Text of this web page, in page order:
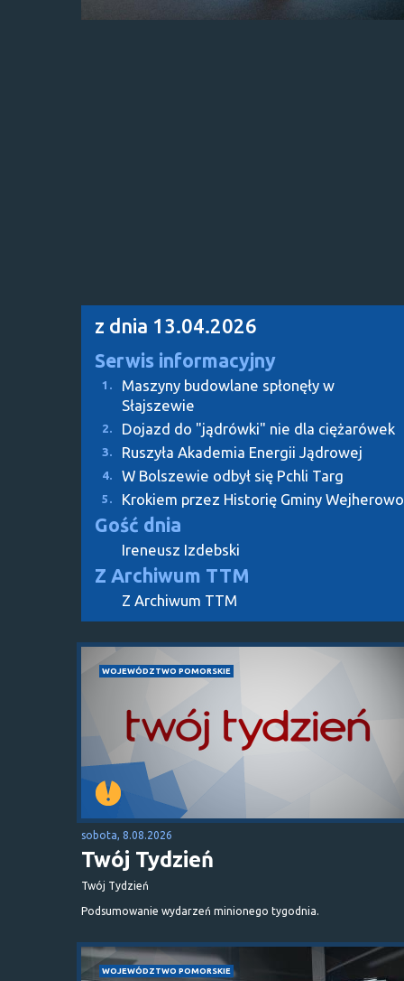
z dnia 13.04.2026
Serwis informacyjny
1.
Maszyny budowlane spłonęły w
Słajszewie
2. Dojazd do "jądrówki" nie dla ciężarówek
3. Ruszyła Akademia Energii Jądrowej
4. W Bolszewie odbył się Pchli Targ
5. Krokiem przez Historię Gminy Wejherowo
Gość dnia
Ireneusz Izdebski
Z Archiwum TTM
Z Archiwum TTM
WOJEWÓDZTWO POMORSKIE
sobota, 8.08.2026
Twój Tydzień
Twój Tydzień
Podsumowanie wydarzeń minionego tygodnia.
WOJEWÓDZTWO POMORSKIE